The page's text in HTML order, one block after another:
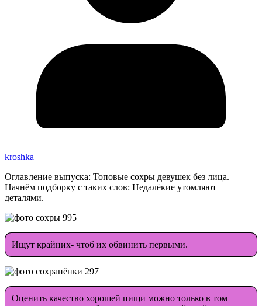
kroshka
Оглавление выпуска: Топовые сохры девушек без лица.
Начнём подборку с таких слов: Недалёкие утомляют
деталями.
Ищут крайних- чтоб их обвинить первыми.
Оценить качество хорошей пищи можно только в том